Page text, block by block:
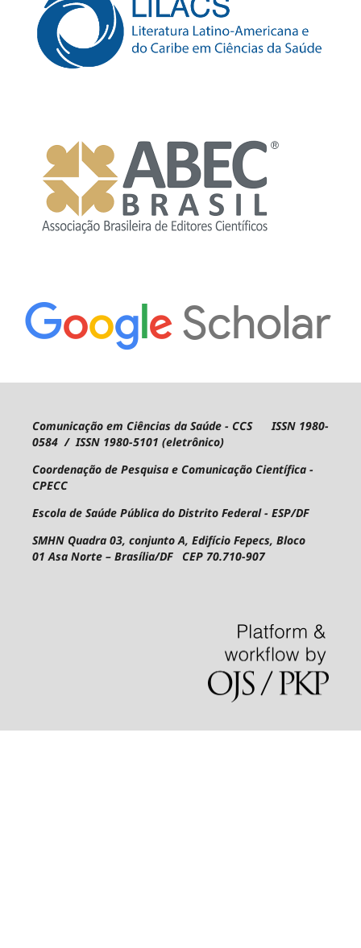
Comunicação em Ciências da Saúde - CCS ISSN 1980-
0584 / ISSN 1980-5101 (eletrônico)
Coordenação de Pesquisa e Comunicação Científica -
CPECC
Escola de Saúde Pública do Distrito Federal - ESP/DF
SMHN Quadra 03, conjunto A, Edifício Fepecs, Bloco
01Asa Norte – Brasília/DF CEP 70.710-907